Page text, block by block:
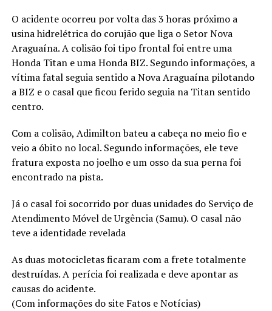
O acidente ocorreu por volta das 3 horas próximo a
usina hidrelétrica do corujão que liga o Setor Nova
Araguaína. A colisão foi tipo frontal foi entre uma
Honda Titan e uma Honda BIZ. Segundo informações, a
vítima fatal seguia sentido a Nova Araguaína pilotando
a BIZ e o casal que ficou ferido seguia na Titan sentido
centro.
Com a colisão, Adimilton bateu a cabeça no meio fio e
veio a óbito no local. Segundo informações, ele teve
fratura exposta no joelho e um osso da sua perna foi
encontrado na pista.
Já o casal foi socorrido por duas unidades do Serviço de
Atendimento Móvel de Urgência (Samu). O casal não
teve a identidade revelada
As duas motocicletas ficaram com a frete totalmente
destruídas. A perícia foi realizada e deve apontar as
causas do acidente.
(Com informações do site Fatos e Notícias)